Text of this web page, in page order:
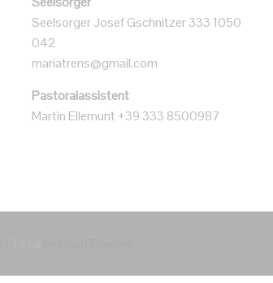
Seelsorger Josef Gschnitzer 333 1050
042
mariatrens@gmail.com
Pastoralassistent
Martin Ellemunt +39 333 8500987